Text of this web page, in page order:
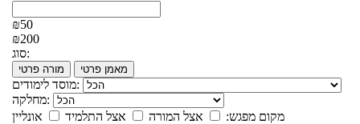
₪50
₪200
סוג:
מורה פרטי מאמן פרטי
מוסד לימודים:
מחלקה:
מקום מפגש:
אצל המורה אצל התלמיד
אונליין